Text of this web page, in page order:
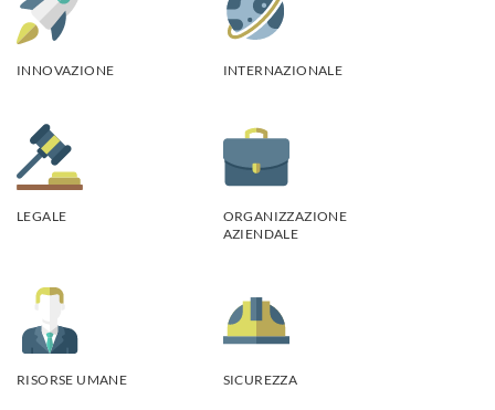
INNOVAZIONE INTERNAZIONALE
LEGALE
ORGANIZZAZIONE
AZIENDALE
RISORSE UMANE SICUREZZA